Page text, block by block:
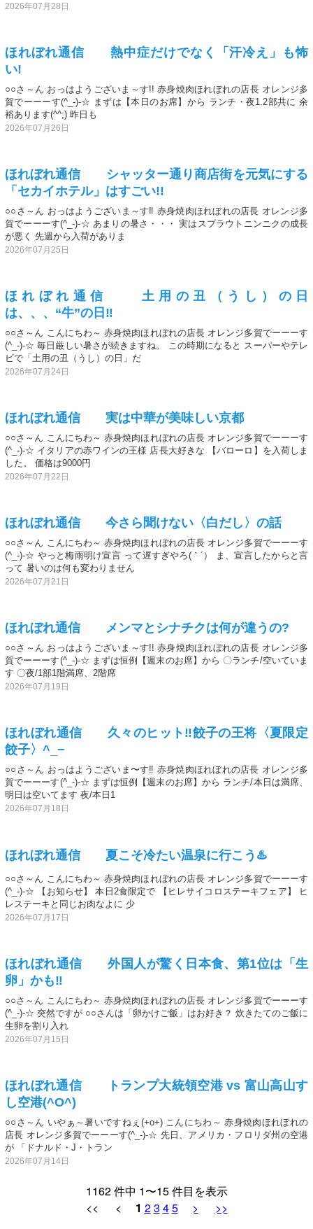
2026年07月28日
ほれぼれ通信 熱中症だけでなく「汗冷え」も怖
い!
○○さ～ん おっはようございま～す!! 赤身焼肉ほれぼれの店長 オレンジ多
賀でーーーす(^_-)-☆ まずは【本日のお席】から ランチ・夜1.2部共に 余
裕あります(^^;) 昨日も
2026年07月26日
ほれぼれ通信 シャッター通り商店街を元気にする
「セカイホテル」はすごい!!
○○さ～ん おっはようございま～す‼️ 赤身焼肉ほれぼれの店長 オレンジ多
賀でーーーす(^_-)-☆ あまりの暑さ・・・ 実はスプラウトニンニクの成長
が悪く 先週から入荷がありま
2026年07月25日
ほれぼれ通信 土用の丑（うし）の日
は、、、“牛”の日‼️
○○さ～ん こんにちわ～ 赤身焼肉ほれぼれの店長 オレンジ多賀でーーーす
(^_-)-☆ 毎日厳しい暑さが続きますね。 この時期になると スーパーやテレ
ビで「土用の丑（うし）の日」だ
2026年07月24日
ほれぼれ通信 実は中華が美味しい京都
○○さ～ん こんにちわ～ 赤身焼肉ほれぼれの店長 オレンジ多賀でーーーす
(^_-)-☆ イタリアの赤ワインの王様 店長大好きな 【バローロ】を入荷しま
した。 価格は9000円
2026年07月22日
ほれぼれ通信 今さら聞けない〈白だし〉の話
○○さ～ん こんにちわ～ 赤身焼肉ほれぼれの店長 オレンジ多賀でーーーす
(^_-)-☆ やっと梅雨明け宣言 って遅すぎやろ(｀´） ま、宣言したからと言
って 暑いのは何も変わりません
2026年07月21日
ほれぼれ通信 メンマとシナチクは何が違うの?
○○さ～ん おっはようございま～す!! 赤身焼肉ほれぼれの店長 オレンジ多
賀でーーーす(^_-)-☆ まずは恒例【週末のお席】から 〇ランチ/空いていま
す 〇夜/1部1階満席、2階席
2026年07月19日
ほれぼれ通信 久々のヒット‼️餃子の王将〈夏限定
餃子〉^_−
○○さ～ん おっはようございま〜す‼️ 赤身焼肉ほれぼれの店長 オレンジ多
賀でーーーす(^_-)-☆ まずは恒例【週末のお席】から ランチ/本日は満席、
明日は空いてます 夜/本日1
2026年07月18日
ほれぼれ通信 夏こそ冷たい温泉に行こう♨️
○○さ～ん こんにちわ～ 赤身焼肉ほれぼれの店長 オレンジ多賀でーーーす
(^_-)-☆ 【お知らせ】 本日2食限定で 【ヒレサイコロステーキフェア】 ヒ
レステーキと同じお肉なよに 少
2026年07月17日
ほれぼれ通信 外国人が驚く日本食、第1位は「生
卵」かも‼️
○○さ～ん こんにちわ～ 赤身焼肉ほれぼれの店長 オレンジ多賀でーーーす
(^_-)-☆ 突然ですが ○○さんは「卵かけご飯」はお好き？ 炊きたてのご飯に
生卵を割り入れ
2026年07月15日
ほれぼれ通信 トランプ大統領空港 vs 富山高山す
し空港(^O^)
○○さ～ん いやぁ～暑いですねぇ(+o+) こんにちわ～ 赤身焼肉ほれぼれの
店長 オレンジ多賀でーーーす(^_-)-☆ 先日、アメリカ・フロリダ州の空港
が 「ドナルド・J・トラン
2026年07月14日
1162 件中 1〜15 件目を表示
<< < 1 23 45 > >>